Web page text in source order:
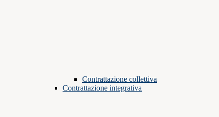
Contrattazione collettiva
Contrattazione integrativa